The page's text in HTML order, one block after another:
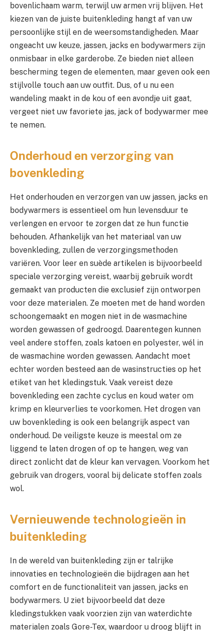
bovenlichaam warm, terwijl uw armen vrij blijven. Het
kiezen van de juiste buitenkleding hangt af van uw
persoonlijke stijl en de weersomstandigheden. Maar
ongeacht uw keuze, jassen, jacks en bodywarmers zijn
onmisbaar in elke garderobe. Ze bieden niet alleen
bescherming tegen de elementen, maar geven ook een
stijlvolle touch aan uw outfit. Dus, of u nu een
wandeling maakt in de kou of een avondje uit gaat,
vergeet niet uw favoriete jas, jack of bodywarmer mee
te nemen.
Onderhoud en verzorging van
bovenkleding
Het onderhouden en verzorgen van uw jassen, jacks en
bodywarmers is essentieel om hun levensduur te
verlengen en ervoor te zorgen dat ze hun functie
behouden. Afhankelijk van het materiaal van uw
bovenkleding, zullen de verzorgingsmethoden
variëren. Voor leer en suède artikelen is bijvoorbeeld
speciale verzorging vereist, waarbij gebruik wordt
gemaakt van producten die exclusief zijn ontworpen
voor deze materialen. Ze moeten met de hand worden
schoongemaakt en mogen niet in de wasmachine
worden gewassen of gedroogd. Daarentegen kunnen
veel andere stoffen, zoals katoen en polyester, wél in
de wasmachine worden gewassen. Aandacht moet
echter worden besteed aan de wasinstructies op het
etiket van het kledingstuk. Vaak vereist deze
bovenkleding een zachte cyclus en koud water om
krimp en kleurverlies te voorkomen. Het drogen van
uw bovenkleding is ook een belangrijk aspect van
onderhoud. De veiligste keuze is meestal om ze
liggend te laten drogen of op te hangen, weg van
direct zonlicht dat de kleur kan vervagen. Voorkom het
gebruik van drogers, vooral bij delicate stoffen zoals
wol.
Vernieuwende technologieën in
buitenkleding
In de wereld van buitenkleding zijn er talrijke
innovaties en technologieën die bijdragen aan het
comfort en de functionaliteit van jassen, jacks en
bodywarmers. U ziet bijvoorbeeld dat deze
kledingstukken vaak voorzien zijn van waterdichte
materialen zoals Gore-Tex, waardoor u droog blijft in